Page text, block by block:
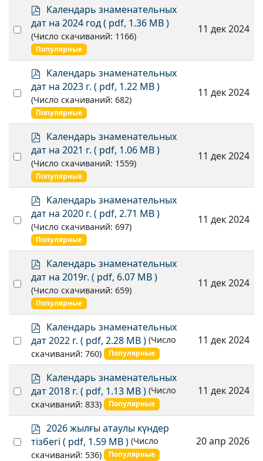
Select
item
p
d
f
Календарь знаменательных
дат на 2024 год( pdf, 1.36 MB )
(Число скачиваний: 1166)
Популярные
11 дек 2024
Select
item
p
d
f
Календарь знаменательных
дат на 2023 г. ( pdf, 1.22 MB )
(Число скачиваний: 682)
Популярные
11 дек 2024
Select
item
p
d
f
Календарь знаменательных
дат на 2021 г. ( pdf, 1.06 MB )
(Число скачиваний: 1559)
Популярные
11 дек 2024
Select
item
p
d
f
Календарь знаменательных
дат на 2020 г. ( pdf, 2.71 MB )
(Число скачиваний: 697)
Популярные
11 дек 2024
Select
item
p
d
f
Календарь знаменательных
дат на 2019г. ( pdf, 6.07 MB )
(Число скачиваний: 659)
Популярные
11 дек 2024
Select
item
p
d
f
Календарь знаменательных
дат 2022 г. ( pdf, 2.28 MB ) (Число
скачиваний: 760)
Популярные
11 дек 2024
Select
item
p
d
f
Календарь знаменательных
дат 2018 г. ( pdf, 1.13 MB ) (Число
скачиваний: 833)
Популярные
11 дек 2024
Select
p
d
f
2026 жылғы атаулы күндер
тізбегі ( pdf, 1.59 MB ) (Число
скачиваний: 536)
Популярные
20 апр 2026